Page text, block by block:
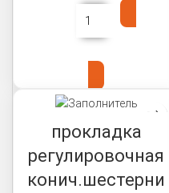
прокладка
регулировочная
конич.шестерни